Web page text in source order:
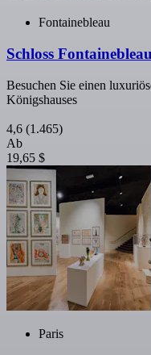
Fontainebleau
Schloss
Besuchen Sie einen
Königshauses
4,6 (1.465)
Ab
19,65 $
Paris